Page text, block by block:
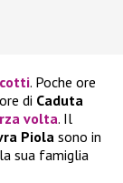
. Poche ore
di Caduta
volta. Il
Piola sono in
sua famiglia